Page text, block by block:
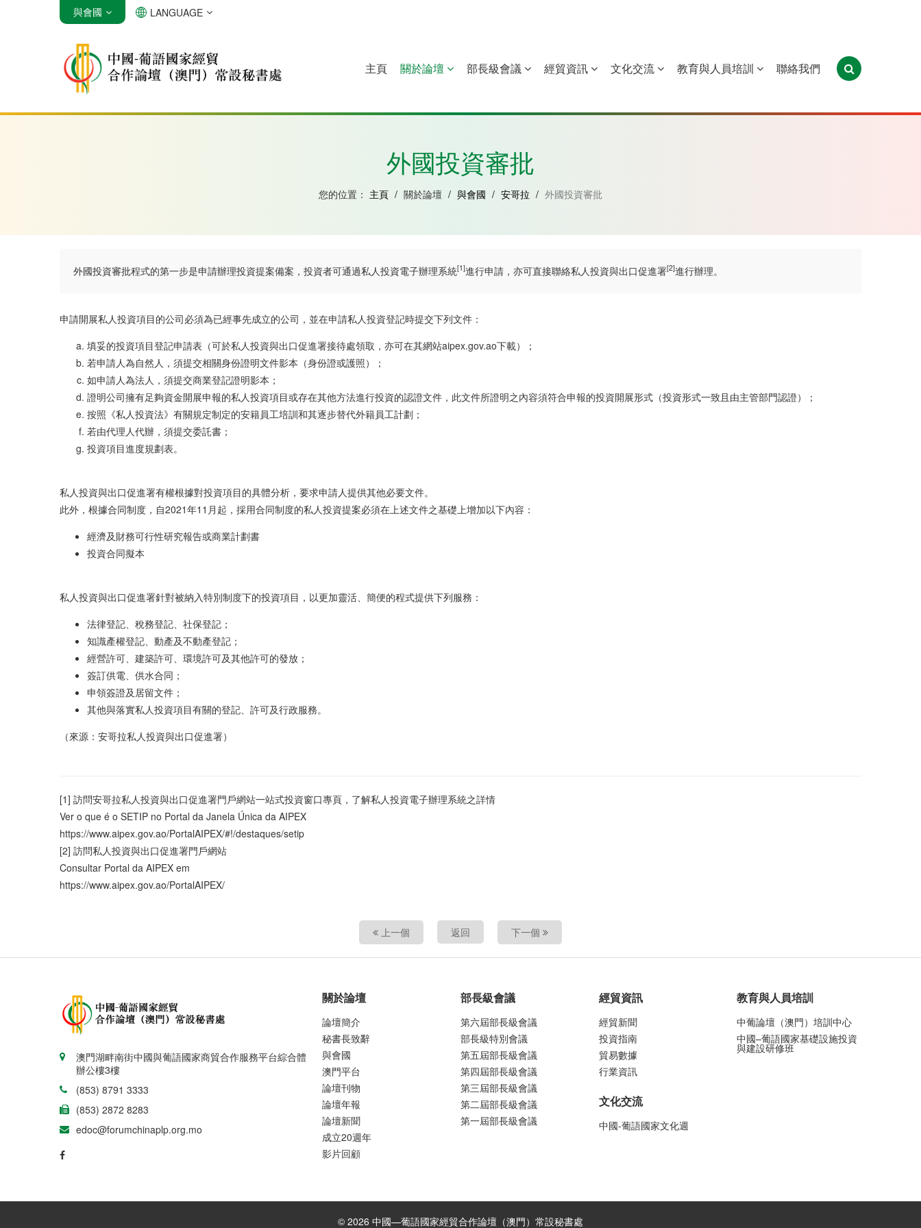
安哥拉 巴西 佛得角 幾內亞比紹 赤道幾內亞 莫桑比克 葡萄牙 聖多美和普林西比 東帝汶
與會國 LANGUAGE
主頁 關於論壇 部長級會議 經貿資訊 文化交流 教育與人員培訓 聯絡我們
外國投資審批
您的位置： 主頁 / 關於論壇 / 與會國 / 安哥拉 / 外國投資審批
外國投資審批程式的第一步是申請辦理投資提案備案，投資者可通過私人投資電子辦理系統[1]進行申請，亦可直接聯絡私人投資與出口促進署[2]進行辦理。
申請開展私人投資項目的公司必須為已經事先成立的公司，並在申請私人投資登記時提交下列文件：
填妥的投資項目登記申請表（可於私人投資與出口促進署接待處領取，亦可在其網站aipex.gov.ao下載）；
若申請人為自然人，須提交相關身份證明文件影本（身份證或護照）；
如申請人為法人，須提交商業登記證明影本；
證明公司擁有足夠資金開展申報的私人投資項目或存在其他方法進行投資的認證文件，此文件所證明之內容須符合申報的投資開展形式（投資形式一致且由主管部門認證）；
按照《私人投資法》有關規定制定的安籍員工培訓和其逐步替代外籍員工計劃；
若由代理人代辦，須提交委託書；
投資項目進度規劃表。
私人投資與出口促進署有權根據對投資項目的具體分析，要求申請人提供其他必要文件。
此外，根據合同制度，自2021年11月起，採用合同制度的私人投資提案必須在上述文件之基礎上增加以下內容：
經濟及財務可行性研究報告或商業計劃書
投資合同擬本
私人投資與出口促進署針對被納入特別制度下的投資項目，以更加靈活、簡便的程式提供下列服務：
法律登記、稅務登記、社保登記；
知識產權登記、動產及不動產登記；
經營許可、建築許可、環境許可及其他許可的發放；
簽訂供電、供水合同；
申領簽證及居留文件；
其他與落實私人投資項目有關的登記、許可及行政服務。
（來源：安哥拉私人投資與出口促進署）
[1] 訪問安哥拉私人投資與出口促進署門戶網站一站式投資窗口專頁，了解私人投資電子辦理系統之詳情
Ver o que é o SETIP no Portal da Janela Única da AIPEX
https://www.aipex.gov.ao/PortalAIPEX/#!/destaques/setip
[2] 訪問私人投資與出口促進署門戶網站
Consultar Portal da AIPEX em
https://www.aipex.gov.ao/PortalAIPEX/
上一個 返回 下一個
澳門湖畔南街中國與葡語國家商貿合作服務平台綜合體
辦公樓3樓
(853) 8791 3333
(853) 2872 8283
edoc@forumchinaplp.org.mo
關於論壇
論壇簡介
秘書長致辭
與會國
澳門平台
論壇刊物
論壇年報
論壇新聞
成立20週年
影片回顧
部長級會議
第六屆部長級會議
部長級特別會議
第五屆部長級會議
第四屆部長級會議
第三屆部長級會議
第二屆部長級會議
第一屆部長級會議
經貿資訊
經貿新聞
投資指南
貿易數據
行業資訊
文化交流
中國-葡語國家文化週
教育與人員培訓
中葡論壇（澳門）培訓中心
中國–葡語國家基礎設施投資
與建設研修班
© 2026 中國—葡語國家經貿合作論壇（澳門）常設秘書處